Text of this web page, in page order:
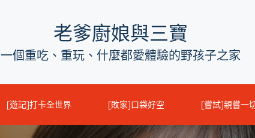
老爹廚娘與三寶
一個重吃、重玩、什麼都愛體驗的野孩子之家
[遊記]打卡全世界 [敗家]口袋好空 [嘗試]親嘗一